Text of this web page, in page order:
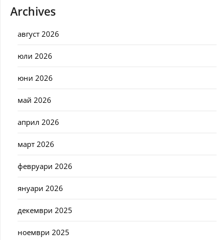
Archives
август 2026
юли 2026
юни 2026
май 2026
април 2026
март 2026
февруари 2026
януари 2026
декември 2025
ноември 2025